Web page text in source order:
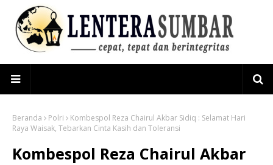
Beranda Polri
Kombespol Reza Chairul Akbar Sidiq : Selamat Hari
Raya Waisak, Tebarkan Cinta Kasih dan Toleransi
Kombespol Reza Chairul Akbar